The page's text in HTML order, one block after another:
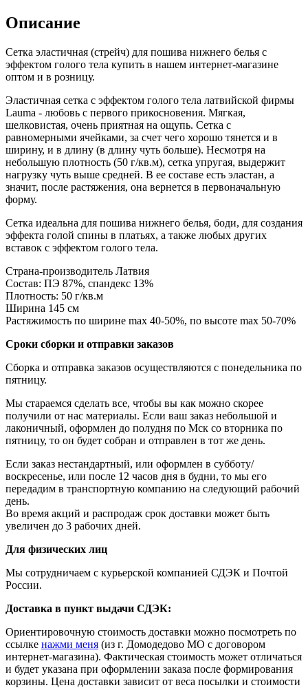
Описание
Сетка эластичная (стрейч) для пошива нижнего белья с
эффектом голого тела купить в нашем интернет-магазине
оптом и в розницу.
Эластичная сетка с эффектом голого тела латвийской фирмы
Lauma - любовь с первого прикосновения. Мягкая,
шелковистая, очень приятная на ощупь. Сетка с
равномерными ячейками, за счет чего хорошо тянется и в
ширину, и в длину (в длину чуть больше). Несмотря на
небольшую плотность (50 г/кв.м), сетка упругая, выдержит
нагрузку чуть выше средней. В ее составе есть эластан, а
значит, после растяжения, она вернется в первоначальную
форму.
Сетка идеальна для пошива нижнего белья, боди, для создания
эффекта голой спины в платьях, а также любых других
вставок с эффектом голого тела.
Страна-производитель Латвия
Состав: ПЭ 87%, спандекс 13%
Плотность: 50 г/кв.м
Ширина 145 см
Растяжимость по ширине max 40-50%, по высоте max 50-70%
Сроки сборки и отправки заказов
Сборка и отправка заказов осуществляются с понедельника по
пятницу.
Мы стараемся сделать все, чтобы вы как можно скорее
получили от нас материалы. Если ваш заказ небольшой и
лаконичный, оформлен до полудня по Мск со вторника по
пятницу, то он будет собран и отправлен в тот же день.
Если заказ нестандартный, или оформлен в субботу/
воскресенье, или после 12 часов дня в будни, то мы его
передадим в транспортную компанию на следующий рабочий
день.
Во время акций и распродаж срок доставки может быть
увеличен до 3 рабочих дней.
Для физических лиц
Мы сотрудничаем с курьерской компанией СДЭК и Почтой
России.
Доставка в пункт выдачи СДЭК:
Ориентировочную стоимость доставки можно посмотреть по
ссылке нажми меня (из г. Домодедово МО с договором
интернет-магазина). Фактическая стоимость может отличаться
и будет указана при оформлении заказа после формирования
корзины. Цена доставки зависит от веса посылки и стоимости